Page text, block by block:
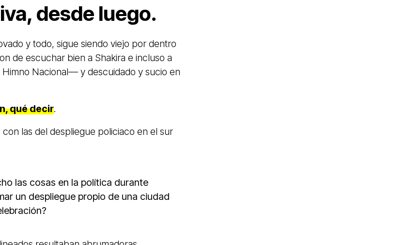
desde luego.
y todo, sigue siendo viejo por dentro
de escuchar bien a Shakira e incluso a
Nacional— y descuidado y sucio en
qué decir.
con las del despliegue policiaco en el sur
las cosas en la política durante
un despliegue propio de una ciudad